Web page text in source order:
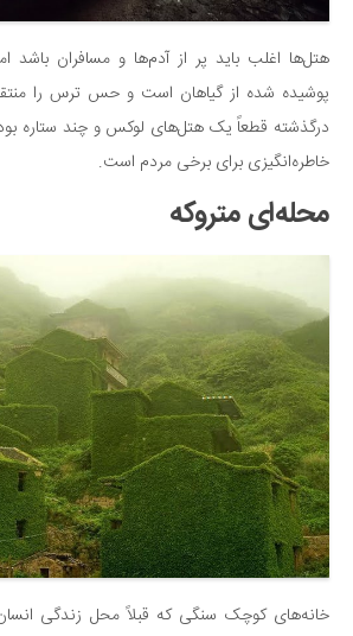
هتل‌ها اغلب باید پر از آدم‌ها و مسافران باشد
پوشیده شده از گیاهان است و حس ترس را
درگذشته قطعاً یک هتل‌های لوکس و چند ستاره
خاطره‌انگیزی برای برخی مردم است.
محله‌ای متروکه
خانه‌های کوچک سنگی که قبلاً محل زندگی